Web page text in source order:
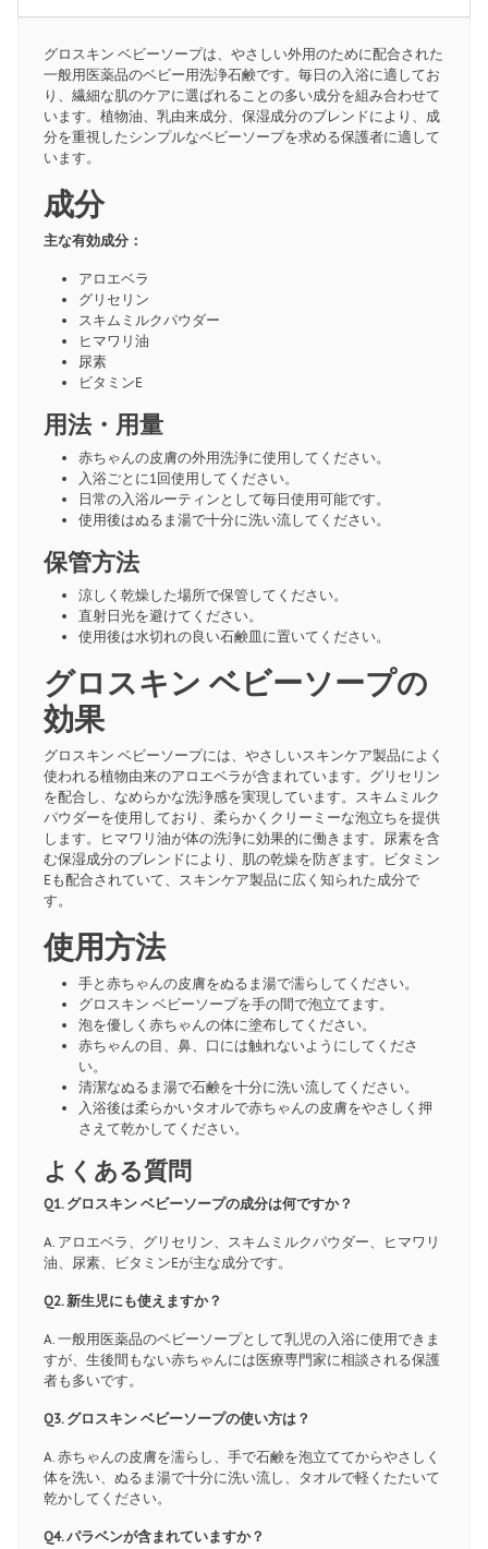
グロスキン ベビーソープは、やさしい外用のために配合された
一般用医薬品のベビー用洗浄石鹸です。毎日の入浴に適してお
り、繊細な肌のケアに選ばれることの多い成分を組み合わせて
います。植物油、乳由来成分、保湿成分のブレンドにより、成
分を重視したシンプルなベビーソープを求める保護者に適して
います。
成分
主な有効成分：
アロエベラ
グリセリン
スキムミルクパウダー
ヒマワリ油
尿素
ビタミンE
用法・用量
赤ちゃんの皮膚の外用洗浄に使用してください。
入浴ごとに1回使用してください。
日常の入浴ルーティンとして毎日使用可能です。
使用後はぬるま湯で十分に洗い流してください。
保管方法
涼しく乾燥した場所で保管してください。
直射日光を避けてください。
使用後は水切れの良い石鹸皿に置いてください。
グロスキン ベビーソープの
効果
グロスキン ベビーソープには、やさしいスキンケア製品によく
使われる植物由来のアロエベラが含まれています。グリセリン
を配合し、なめらかな洗浄感を実現しています。スキムミルク
パウダーを使用しており、柔らかくクリーミーな泡立ちを提供
します。ヒマワリ油が体の洗浄に効果的に働きます。尿素を含
む保湿成分のブレンドにより、肌の乾燥を防ぎます。ビタミン
Eも配合されていて、スキンケア製品に広く知られた成分で
す。
使用方法
手と赤ちゃんの皮膚をぬるま湯で濡らしてください。
グロスキン ベビーソープを手の間で泡立てます。
泡を優しく赤ちゃんの体に塗布してください。
赤ちゃんの目、鼻、口には触れないようにしてくださ
い。
清潔なぬるま湯で石鹸を十分に洗い流してください。
入浴後は柔らかいタオルで赤ちゃんの皮膚をやさしく押
さえて乾かしてください。
よくある質問
Q1. グロスキン ベビーソープの成分は何ですか？
A. アロエベラ、グリセリン、スキムミルクパウダー、ヒマワリ
油、尿素、ビタミンEが主な成分です。
Q2. 新生児にも使えますか？
A. 一般用医薬品のベビーソープとして乳児の入浴に使用できま
すが、生後間もない赤ちゃんには医療専門家に相談される保護
者も多いです。
Q3. グロスキン ベビーソープの使い方は？
A. 赤ちゃんの皮膚を濡らし、手で石鹸を泡立ててからやさしく
体を洗い、ぬるま湯で十分に洗い流し、タオルで軽くたたいて
乾かしてください。
Q4. パラベンが含まれていますか？